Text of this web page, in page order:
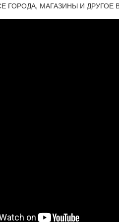
ГОРОДА, МАГАЗИНЫ И ДРУГОЕ В